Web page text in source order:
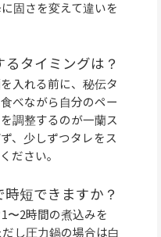
固さを変えて違いを
タイミングは？
入れる前に、秘伝タ
べながら自分のペー
調整するのが一蘭ス
、少しずつタレをス
ださい。
短できますか？
〜2時間の煮込みを
し圧力鍋の場合は白